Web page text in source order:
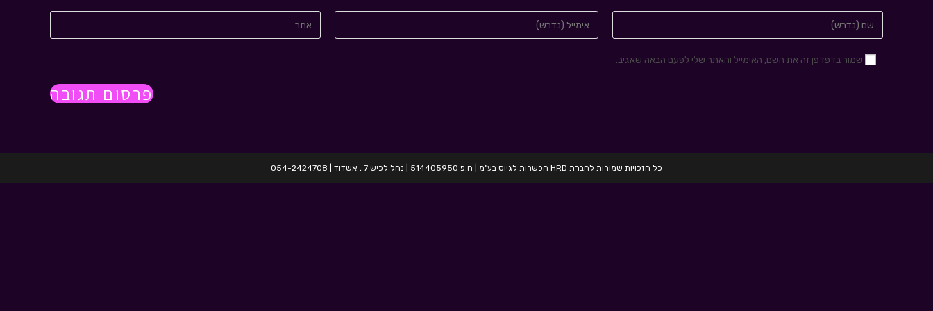
שמור בדפדפן זה את השם, האימייל והאתר שלי לפעם הבאה שאגיב.
כל הזכויות שמורות לחברת HRD הכשרות לגיוס בע"מ | ח.פ 514405950 | נחל לכיש 7 , אשדוד | 054-2424708